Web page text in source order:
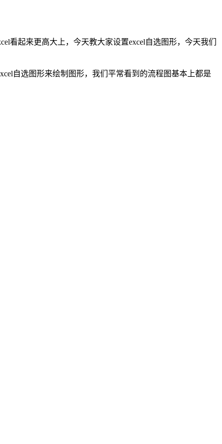
看起来更高大上，今天教大家设置excel自选图形，今天我们
自选图形来绘制图形，我们平常看到的流程图基本上都是